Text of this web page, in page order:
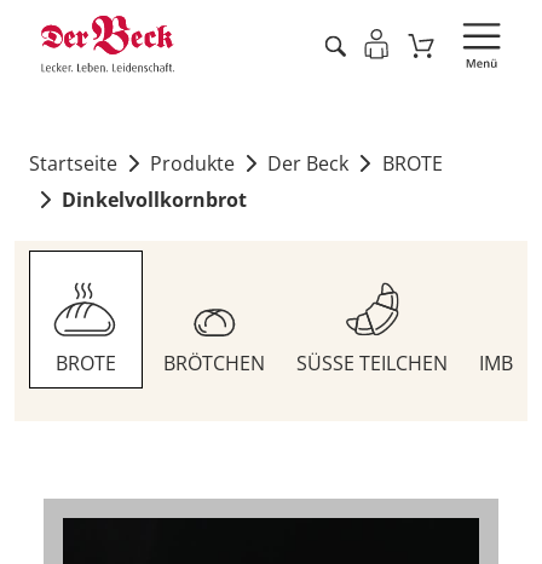
Startseite Produkte Der Beck
BROTE
Dinkelvollkornbrot
BROTE BRÖTCHEN SÜSSE TEILCHEN